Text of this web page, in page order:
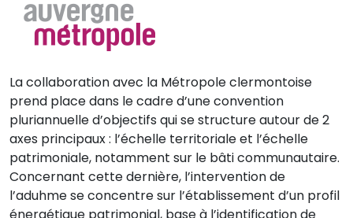
La collaboration avec la Métropole clermontoise
prend place dans le cadre d’une convention
pluriannuelle d’objectifs qui se structure autour de 2
axes principaux : l’échelle territoriale et l’échelle
patrimoniale, notamment sur le bâti communautaire.
Concernant cette dernière, l’intervention de
l’aduhme se concentre sur l’établissement d’un profil
énergétique patrimonial, base à l’identification de